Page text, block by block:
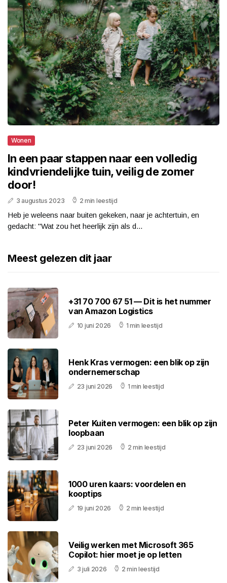
Wonen
In een paar stappen naar een volledig
kindvriendelijke tuin, veilig de zomer
door!
3 augustus 2023 2 min leestijd
Heb je weleens naar buiten gekeken, naar je achtertuin, en
gedacht: "Wat zou het heerlijk zijn als d...
Meest gelezen dit jaar
+31 70 700 67 51 — Dit is het nummer
van Amazon Logistics
10 juni 2026 1 min leestijd
Henk Kras vermogen: een blik op zijn
ondernemerschap
23 juni 2026 1 min leestijd
Peter Kuiten vermogen: een blik op zijn
loopbaan
23 juni 2026 2 min leestijd
1000 uren kaars: voordelen en
kooptips
19 juni 2026 2 min leestijd
Veilig werken met Microsoft 365
Copilot: hier moet je op letten
3 juli 2026 2 min leestijd